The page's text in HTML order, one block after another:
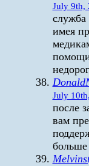
July 9th,
служба
имея
July
после
вам
больше